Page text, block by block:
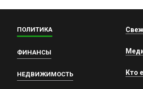
ПОЛИТИКА
ФИНАНСЫ
НЕДВИЖИМОСТЬ Кто